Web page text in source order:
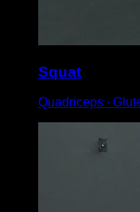
Squat
Quadriceps ∙